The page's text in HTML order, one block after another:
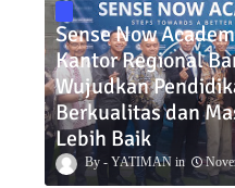
Sense Now
Kantor Regional
Wujudkan
Berkualitas dan
Lebih Baik
YATIMAN